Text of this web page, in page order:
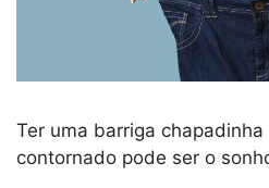
Ter uma barriga
contornado pode ser o